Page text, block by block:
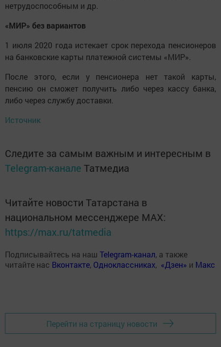
нетрудоспособным и др.
«МИР» без вариантов
1 июля 2020 года истекает срок перехода пенсионеров
на банковские карты платежной системы «МИР».
После этого, если у пенсионера нет такой карты,
пенсию он сможет получить либо через кассу банка,
либо через службу доставки.
Источник
Следите за самым важным и интересным в
Telegram-канале Татмедиа
Читайте новости Татарстана в
национальном мессенджере MАХ:
https://max.ru/tatmedia
Подписывайтесь на наш Telegram-канал, а также
читайте нас Вконтакте, Одноклассниках, «Дзен» и Макс
Перейти на страницу новости